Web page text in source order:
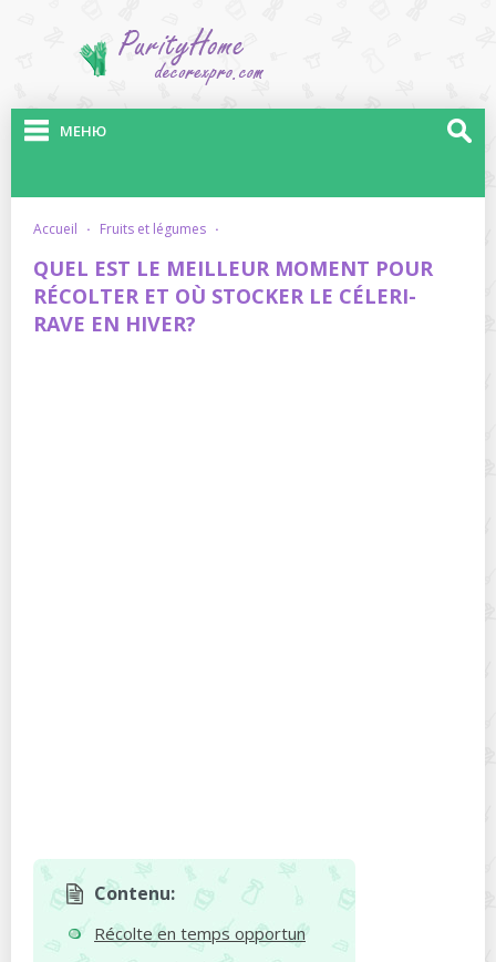
МЕНЮ
accueil · fruits et légumes ·
QUEL EST LE MEILLEUR MOMENT POUR
RÉCOLTER ET OÙ STOCKER LE CÉLERI-
RAVE EN HIVER?
Contenu:
Récolte en temps opportun